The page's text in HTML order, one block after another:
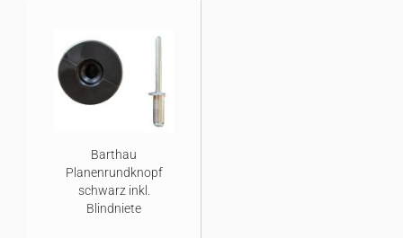
Barthau
Planenrundknopf
schwarz inkl.
Blindniete